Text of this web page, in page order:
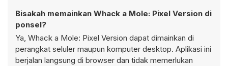
Bisakah memainkan Whack a Mole: Pixel Version di
ponsel?
Ya, Whack a Mole: Pixel Version dapat dimainkan di
perangkat seluler maupun komputer desktop. Aplikasi ini
berjalan langsung di browser dan tidak memerlukan